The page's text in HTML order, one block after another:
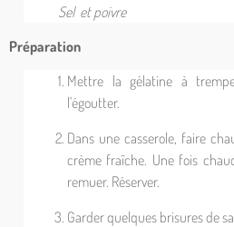
Sel et poivre
Préparation
Mettre la gélatine à
l'égoutter.
Dans une casserole, faire
crème fraîche. Une fois
remuer. Réserver.
Garder quelques brisures de